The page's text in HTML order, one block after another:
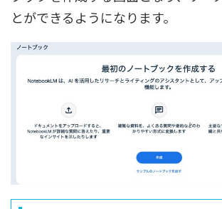
とができるようになります。